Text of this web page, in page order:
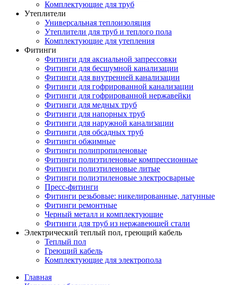
Комплектующие для труб
Утеплители
Универсальная теплоизоляция
Утеплители для труб и теплого пола
Комплектующие для утепления
Фитинги
Фитинги для аксиальной запрессовки
Фитинги для бесшумной канализации
Фитинги для внутренней канализации
Фитинги для гофрированной канализации
Фитинги для гофрированной нержавейки
Фитинги для медных труб
Фитинги для напорных труб
Фитинги для наружной канализации
Фитинги для обсадных труб
Фитинги обжимные
Фитинги полипропиленовые
Фитинги полиэтиленовые компрессионные
Фитинги полиэтиленовые литые
Фитинги полиэтиленовые электросварные
Пресс-фитинги
Фитинги резьбовые: никелированные, латунные
Фитинги ремонтные
Черный металл и комплектующие
Фитинги для труб из нержавеющей стали
Электрический теплый пол, греющий кабель
Теплый пол
Греющий кабель
Комплектующие для электропола
Главная